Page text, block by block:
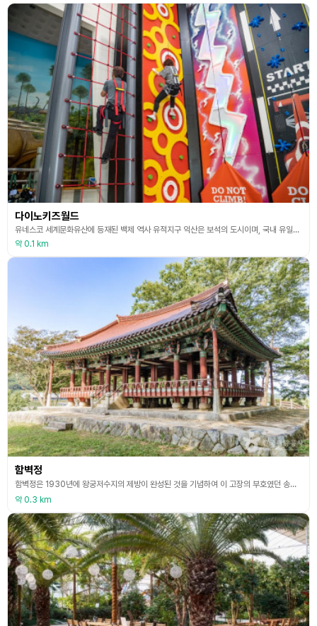
다이노키즈월드
유네스코 세계문화유산에 등재된 백제 역사 유적지구 익산은 보석의 도시이며, 국내 유일한 공립 보석박물관이 있다. 이 보석박물관 부지 내에는 아이들이 너무나도 좋아하는 다이노키즈월드 놀이체험시설이 있다. 실내에는 아트클라이밍, 스카이트레일, 트램폴린 등의 놀이기구가 있으며 실외에서는 슬라이드워터, 나선형슬라이드, 드롭형슬라이드, 스카이점프 등의 놀이시설을 이용할 수 있다.
약 0.1 km
함벽정
함벽정은 1930년에 왕궁저수지의 제방이 완성된 것을 기념하여 이 고장의 부호였던 송병우[宋炳雨]가 건립하였다. 푸른빛이 감도는 저수지의 맑은 물을 그려 ‘함벽정’이란 이름을 붙였다. 특히 기둥 위의 공포는 이익공계의 양식을 따르고 있으나, 일반적으로 평주 위 공포의 쇠서가 전면으로만 돌출되는데 비해 이 건물에서는 좌우 대각선 방향으로도 돌출시켜 마치 귀기둥에서의 공포결구수법과 같이 짜여 특이한 형태를 이루고 있다. 주변 연지에는 중국에서 처음으로 백련
약 0.3 km